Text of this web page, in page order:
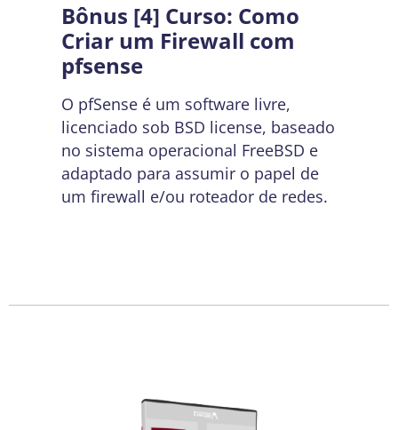
Bônus [4] Curso: Como
Criar um Firewall com
pfsense
O pfSense é um software livre,
licenciado sob BSD license, baseado
no sistema operacional FreeBSD e
adaptado para assumir o papel de
um firewall e/ou roteador de redes.